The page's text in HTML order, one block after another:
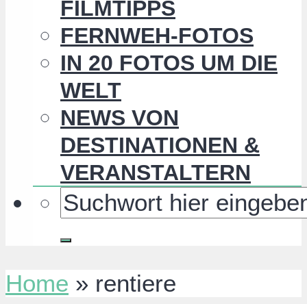
FILMTIPPS
FERNWEH-FOTOS
IN 20 FOTOS UM DIE
WELT
NEWS VON
DESTINATIONEN &
VERANSTALTERN
Home » rentiere